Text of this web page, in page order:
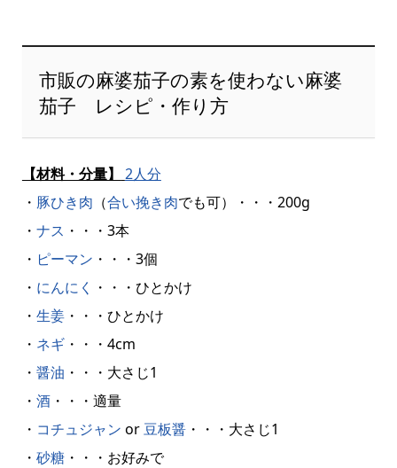
市販の麻婆茄子の素を使わない麻婆
茄子 レシピ・作り方
【材料・分量】
2人分
・ 豚ひき肉 （合い挽き肉でも可）・・・200g
・ ナス ・・・3本
・ ピーマン ・・・3個
・ にんにく ・・・ひとかけ
・ 生姜・・・ひとかけ
・ ネギ・・・4cm
・ 醤油 ・・・大さじ1
・ 酒・・・適量
・ コチュジャン or豆板醤・・・大さじ1
・ 砂糖・・・お好みで